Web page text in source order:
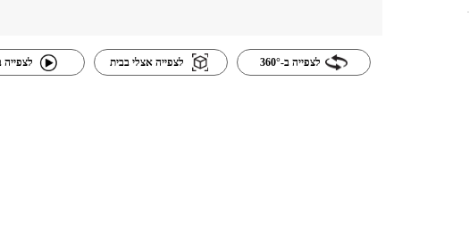
לצפייה ב-360° לצפייה אצלי בבית לצפייה